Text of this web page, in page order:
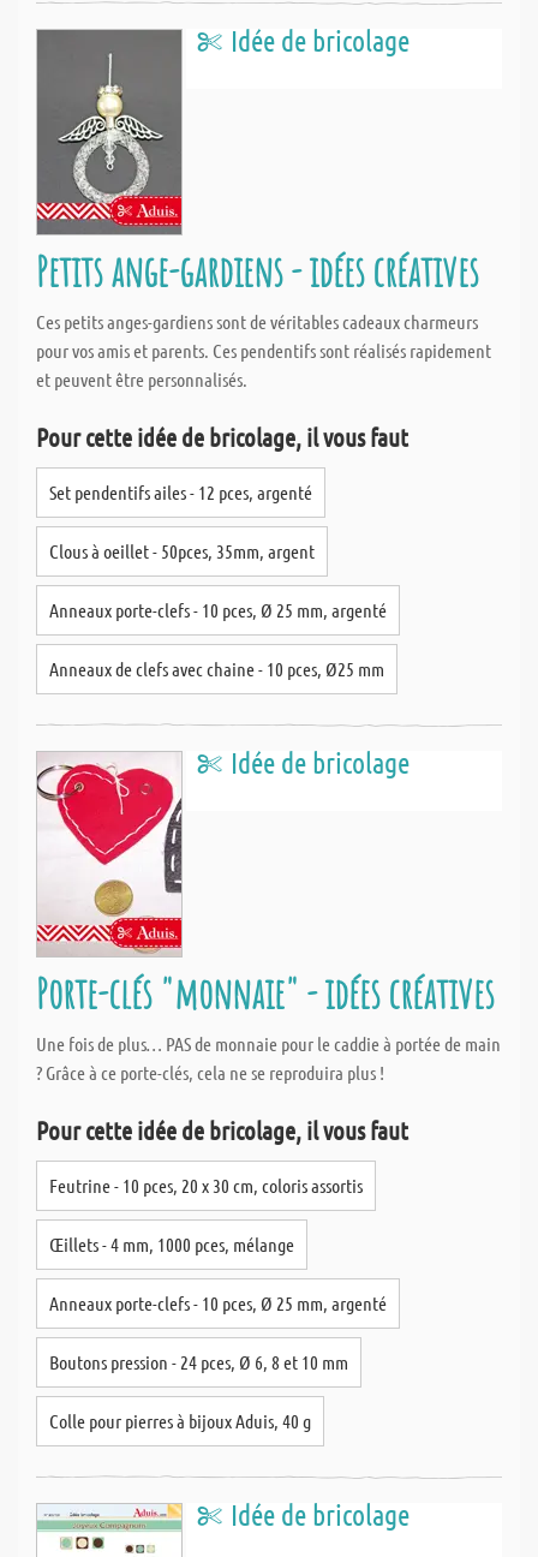
Idée de bricolage
Petits ange-gardiens - idées créatives
Ces petits anges-gardiens sont de véritables cadeaux charmeurs
pour vos amis et parents. Ces pendentifs sont réalisés rapidement
et peuvent être personnalisés.
Pour cette idée de bricolage, il vous faut
Set pendentifs ailes - 12 pces, argenté
Clous à oeillet - 50pces, 35mm, argent
Anneaux porte-clefs - 10 pces, Ø 25 mm, argenté
Anneaux de clefs avec chaine - 10 pces, Ø25 mm
Idée de bricolage
Porte-clés "monnaie" - idées créatives
Une fois de plus… PAS de monnaie pour le caddie à portée de main
? Grâce à ce porte-clés, cela ne se reproduira plus !
Pour cette idée de bricolage, il vous faut
Feutrine - 10 pces, 20 x 30 cm, coloris assortis
Œillets - 4 mm, 1000 pces, mélange
Anneaux porte-clefs - 10 pces, Ø 25 mm, argenté
Boutons pression - 24 pces, Ø 6, 8 et 10 mm
Colle pour pierres à bijoux Aduis, 40 g
Idée de bricolage